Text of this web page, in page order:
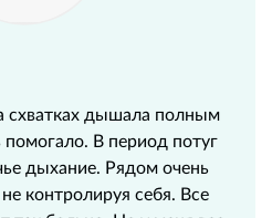
схватках дышала полным
В период потуг
дыхание. Рядом очень
контролируя себя. Все